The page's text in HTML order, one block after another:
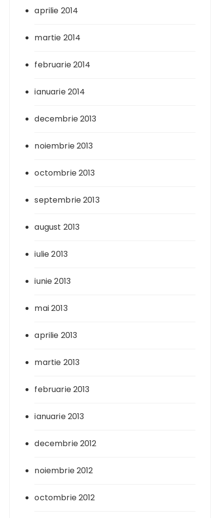
aprilie 2014
martie 2014
februarie 2014
ianuarie 2014
decembrie 2013
noiembrie 2013
octombrie 2013
septembrie 2013
august 2013
iulie 2013
iunie 2013
mai 2013
aprilie 2013
martie 2013
februarie 2013
ianuarie 2013
decembrie 2012
noiembrie 2012
octombrie 2012